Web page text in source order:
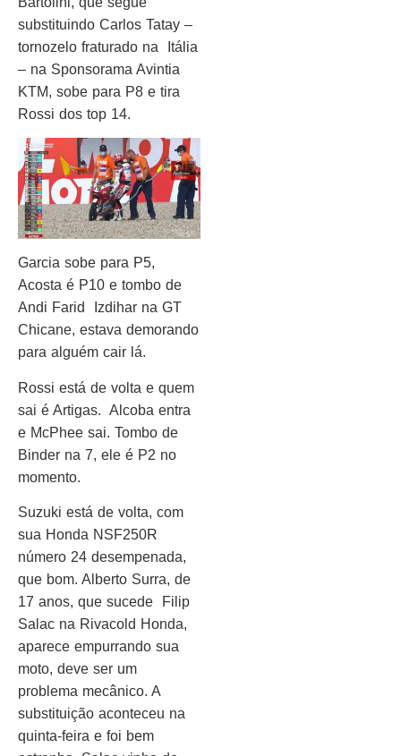
substituindo Carlos Tatay –
tornozelo fraturado na Itália
– na Sponsorama Avintia
KTM, sobe para P8 e tira
Rossi dos top 14.
Garcia sobe para P5,
Acosta é P10 e tombo de
Andi Farid Izdihar na GT
Chicane, estava demorando
para alguém cair lá.
Rossi está de volta e quem
sai é Artigas. Alcoba entra
e McPhee sai. Tombo de
Binder na 7, ele é P2 no
momento.
Suzuki está de volta, com
sua Honda NSF250R
número 24 desempenada,
que bom. Alberto Surra, de
17 anos, que sucede Filip
Salac na Rivacold Honda,
aparece empurrando sua
moto, deve ser um
problema mecânico. A
substituição aconteceu na
quinta-feira e foi bem